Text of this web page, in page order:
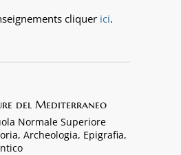
cliquer ici.
del Mediterraneo
Normale Superiore
Archeologia, Epigrafia,